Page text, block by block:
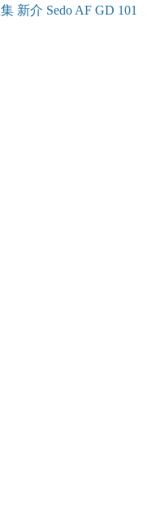
集 新介 Sedo AF GD 101